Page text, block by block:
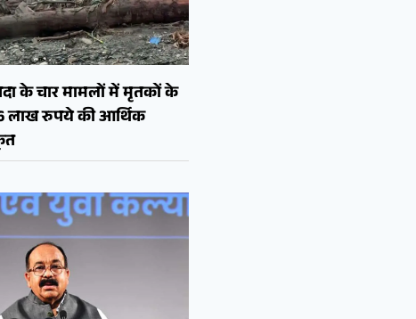
के चार मामलों में मृतकों के
लाख रुपये की आर्थिक